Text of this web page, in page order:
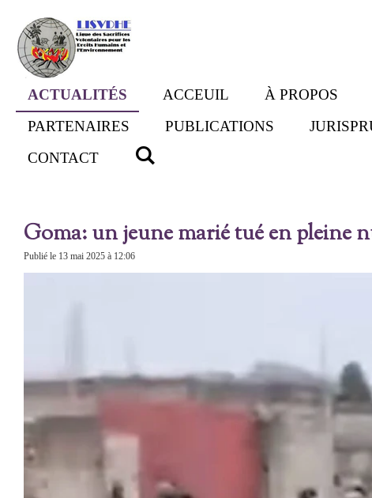
contenu
principal
ACTUALITÉS ACCEUIL À PROPOS
PARTENAIRES
PUBLICATIONS
CONTACT
Goma: un jeune marié tué en pleine
Publié le 13 mai 2025 à 12:06